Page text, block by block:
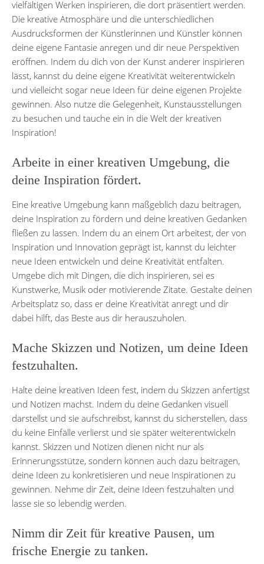
vielfältigen Werken inspirieren, die dort präsentiert werden.
Die kreative Atmosphäre und die unterschiedlichen
Ausdrucksformen der Künstlerinnen und Künstler können
deine eigene Fantasie anregen und dir neue Perspektiven
eröffnen. Indem du dich von der Kunst anderer inspirieren
lässt, kannst du deine eigene Kreativität weiterentwickeln
und vielleicht sogar neue Ideen für deine eigenen Projekte
gewinnen. Also nutze die Gelegenheit, Kunstausstellungen
zu besuchen und tauche ein in die Welt der kreativen
Inspiration!
Arbeite in einer kreativen Umgebung, die
deine Inspiration fördert.
Eine kreative Umgebung kann maßgeblich dazu beitragen,
deine Inspiration zu fördern und deine kreativen Gedanken
fließen zu lassen. Indem du an einem Ort arbeitest, der von
Inspiration und Innovation geprägt ist, kannst du leichter
neue Ideen entwickeln und deine Kreativität entfalten.
Umgebe dich mit Dingen, die dich inspirieren, sei es
Kunstwerke, Musik oder motivierende Zitate. Gestalte deinen
Arbeitsplatz so, dass er deine Kreativität anregt und dir
dabei hilft, das Beste aus dir herauszuholen.
Mache Skizzen und Notizen, um deine Ideen
festzuhalten.
Halte deine kreativen Ideen fest, indem du Skizzen anfertigst
und Notizen machst. Indem du deine Gedanken visuell
darstellst und sie aufschreibst, kannst du sicherstellen, dass
du keine Einfälle verlierst und sie später weiterentwickeln
kannst. Skizzen und Notizen dienen nicht nur als
Erinnerungsstütze, sondern können auch dazu beitragen,
deine Ideen zu konkretisieren und neue Inspirationen zu
gewinnen. Nehme dir Zeit, deine Ideen festzuhalten und
lasse sie so lebendig werden.
Nimm dir Zeit für kreative Pausen, um
frische Energie zu tanken.